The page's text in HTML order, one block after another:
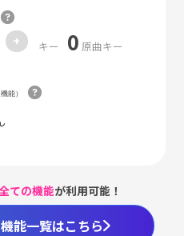
+ キー 0 原曲キー
能）
ての機能が利用可能！
能一覧はこちら